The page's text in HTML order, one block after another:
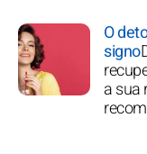
O
signo
a sua